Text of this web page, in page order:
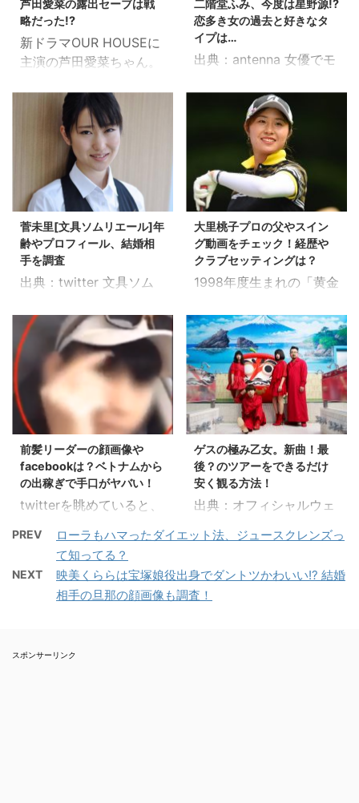
います！ いつまでやって
いるのか、 開催期間につ
いても ...
ズの社外取締役、城西国
際大学 ...
3PKZ — 週プレNEWS
(@shupure_news) 2017
年8月22日 週プレにて初
グラビアなのに 異例の表
デビューが巷を騒がせて
いるようですね。 初仕事
にして初表紙、初巻頭で
まさにシンデレラストー
リーだと。 ...
た！ スポンサードリンク
サッカー日本代表の帰国
日はいつ？ ニュースでも
速報が流れた通り、現地
員揃ってカザンを出発す
るようですね。 世界で活
躍する代表選手ばかりな
ので、「23人全員揃っ
て」というのは珍しいケ
ースかもしれませんね。
サッカー日本代表の帰国
便は成田空港に到着？ 帰
国便の ...
芦田愛菜の露出セーブは戦
略だった!?
新ドラマOUR HOUSEに
主演の芦田愛菜ちゃん。
日はないのでは？！とい
う程出演していました
が、ここ最近はあまり見
かけていないような…。
久しぶりの連続ドラマ主
演に喜んでいる方も多い
のではないでしょうか。
そんな芦田愛菜ちゃんの
今を探ってみました。 ス
ポンサードリンク 現在は
12歳 芦田愛菜ちゃんと
いえば、マルモのおきて
を思い出す方も多いので
はないでしょうか。 芦田
愛菜ちゃん、鈴木福くん
と共にこのドラマで大ブ
レイクしましたよね。 こ
の時、芦田愛菜ちゃんは
7歳。 現在は12歳。 いや
...
二階堂ふみ、今度は星野源!?
恋多き女の過去と好きなタ
イプは…
出典：antenna 女優でモ
み』。 最近だと星野源さ
んとの熱愛報道も記憶に
新しいところでしょう
か。 そんな二階堂さん。
いい意味で異常な性格、
ズバ抜けた思考、奇抜っ
ぷりがすればするほど何
だか癖になっちゃいま
す。 そんな二階堂さんの
彼氏、映画、などなど調
べてみました。 スポンサ
プロフィール 生年月
日:1994年9月21日(20歳)
出生地:沖縄県那覇市 身
長:157cm 血液型:O型 学
歴:慶応義塾大学 職業:女
優、ファッションモデル
事務所:ソニー・ミュージ
ッ ...
菅未里[文具ソムリエール]年
齢やプロフィール、結婚相
手を調査
出典：twitter 文具ソム
体に出演している菅未里
さん。マツコの知らない
世界に出演して、一躍有
名になりましたね。 見た
目も凄くお綺麗なので、
どんな人なのか気になっ
ている方も多いのでは??
そんな菅さんの年齢、プ
ロフィール、恋愛事情な
んかについて調べてみま
した。 スポンサードリン
ク 菅美里のプロフィール
名前…菅 未里(かん みさ
と) 職業…会社員(東急ハ
ンズ勤務)と文具ソムリ
時のプロフィールボード
大里桃子プロの父やスイン
グ動画をチェック！経歴や
クラブセッティングは？
1998年度生まれの「黄金
の一人、 大里桃子プロ。
2018年7月にプロテスト
を合格したばかりの大里
桃子プロを育てた父やこ
れまでの経歴、 スイング
動画やクラブセッティン
グなど、 気になるところ
を調査してみたいと思い
ます！ 大里桃子プロのプ
ロフィールや経歴は？ 出
典：日本女子プロゴルフ
協会 名前：大里 桃子
年月日：1998年8月10日
身長：170cm 体重：
前髪リーダーの顔画像や
facebookは？ベトナムから
の出稼ぎで手口がヤバい！
twitterを眺めていると、
ワードが突然トレンドワ
ードとして急上昇してき
ました。 「前髪リーダ
ー」 なかなか強烈なワー
調べてみました。 前髪リ
ゲスの極み乙女。新曲！最
後？のツアーをできるだけ
安く観る方法！
出典：オフィシャルウェ
女。2016年12月3日
演をもって活動を休止す
る事が発表されました
PREV
ローラもハマったダイエット法、ジュースクレンズっ
て知ってる？
NEXT
映美くららは宝塚娘役出身でダントツかわいい!? 結婚
相手の旦那の顔画像も調査！
スポンサーリンク